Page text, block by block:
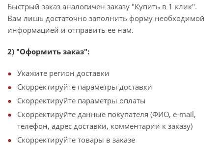
Быстрый заказ аналогичен заказу "Купить в 1 клик".
Вам лишь достаточно заполнить форму необходимой
информацией и отправить ее нам.
2) "Оформить заказ":
Укажите регион доставки
Скорректируйте параметры доставки
Скорректируйте параметры оплаты
Скорректируйте данные покупателя (ФИО, e-mail,
телефон, адрес доставки, комментарии к заказу)
Скорректируйте товары в заказе